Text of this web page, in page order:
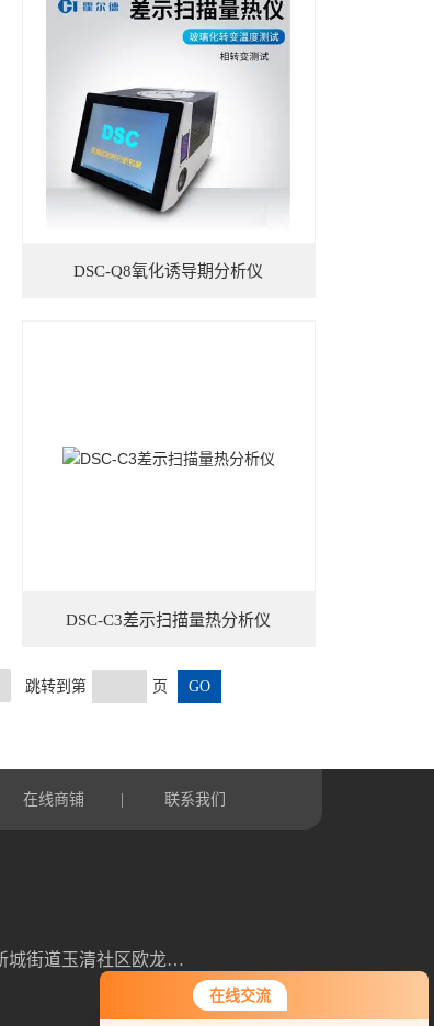
在线交流
DSC-Q8氧化诱导期分析仪
DSC-C3差示扫描量热分析仪
跳转到第 页
在线商铺 联系我们
山东省潍坊高新区新城街道玉清社区欧龙科技园3号车间